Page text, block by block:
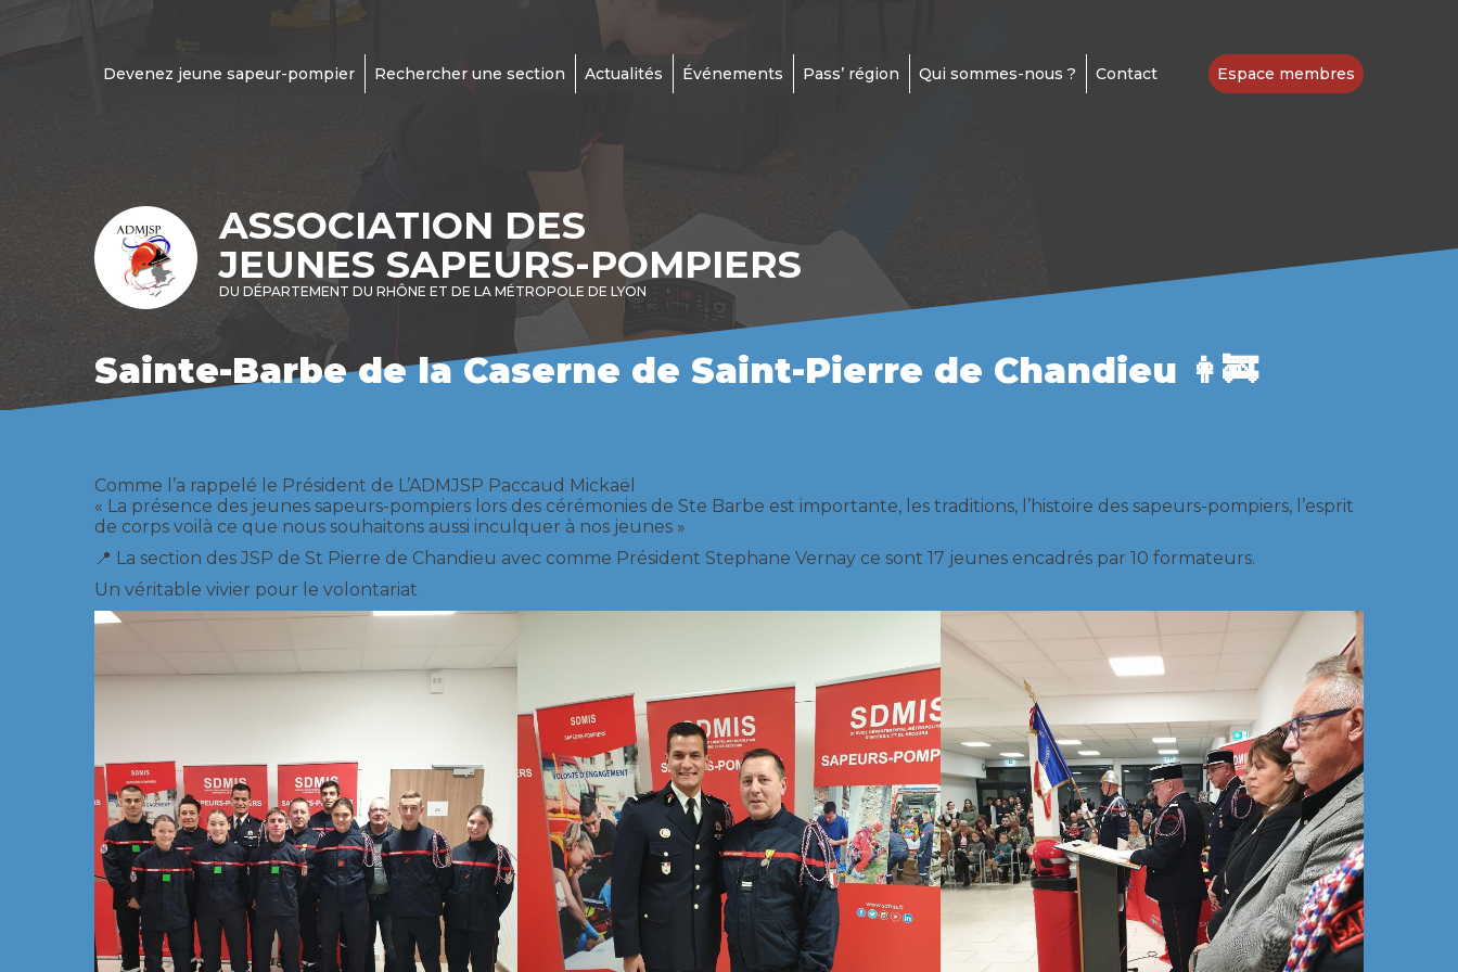
Devenez jeune sapeur-pompier Rechercher une section Actualités Événements Pass’ région Qui sommes-nous ? Contact Espace membres
ASSOCIATION DES
JEUNES SAPEURS-POMPIERS
DU DÉPARTEMENT DU RHÔNE ET DE LA MÉTROPOLE DE LYON
Sainte-Barbe de la Caserne de Saint-Pierre de Chandieu 👩‍🚒
Comme l’a rappelé le Président de L’ADMJSP Paccaud Mickaël
« La présence des jeunes sapeurs-pompiers lors des cérémonies de Ste Barbe est importante, les traditions, l’histoire des sapeurs-pompiers, l’esprit
de corps voilà ce que nous souhaitons aussi inculquer à nos jeunes »
📍 La section des JSP de St Pierre de Chandieu avec comme Président Stephane Vernay ce sont 17 jeunes encadrés par 10 formateurs.
Un véritable vivier pour le volontariat